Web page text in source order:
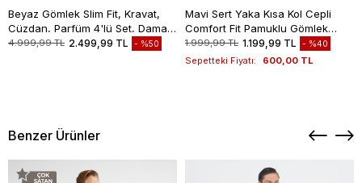
Beyaz Gömlek Slim Fit, Kravat,
Cüzdan, Parfüm 4'lü Set, Damat
Bohçası, Hediye Seti, Düğün Set
4.999,99 TL 2.499,99 TL %50
Mavi Sert Yaka Kısa Kol Cepli
Comfort Fit Pamuklu Gömlek
1004260258
1.999,99 TL 1.199,99 TL %40
Sepetteki Fiyatı: 600,00 TL
Benzer Ürünler